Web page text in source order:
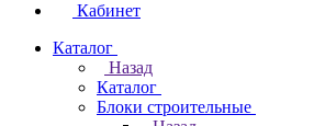
Кабинет
Каталог
Назад
Каталог
Блоки строительные